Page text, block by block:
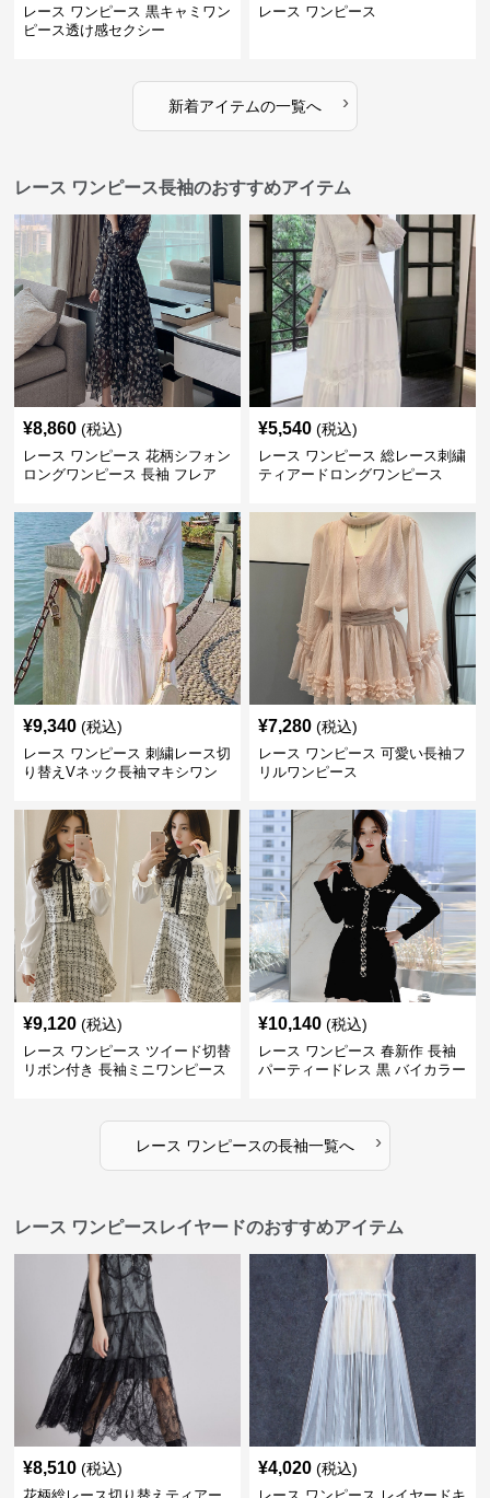
レース ワンピース 黒キャミワン
ピース透け感セクシー
レース ワンピース
新着アイテムの一覧へ ›
レース ワンピース長袖のおすすめアイテム
¥8,860 (税込)
レース ワンピース 花柄シフォン
ロングワンピース 長袖 フレア
¥5,540 (税込)
レース ワンピース 総レース刺繍
ティアードロングワンピース
¥9,340 (税込)
レース ワンピース 刺繍レース切
り替えVネック長袖マキシワン
¥7,280 (税込)
レース ワンピース 可愛い長袖フ
リルワンピース
¥9,120 (税込)
レース ワンピース ツイード切替
リボン付き 長袖ミニワンピース
¥10,140 (税込)
レース ワンピース 春新作 長袖
パーティードレス 黒 バイカラー
レース ワンピースの長袖一覧へ ›
レース ワンピースレイヤードのおすすめアイテム
¥8,510 (税込) ¥4,020 (税込)